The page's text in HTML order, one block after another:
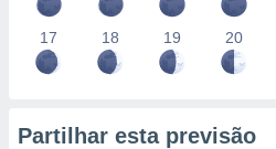
17 18 19 20
Partilhar esta previsão